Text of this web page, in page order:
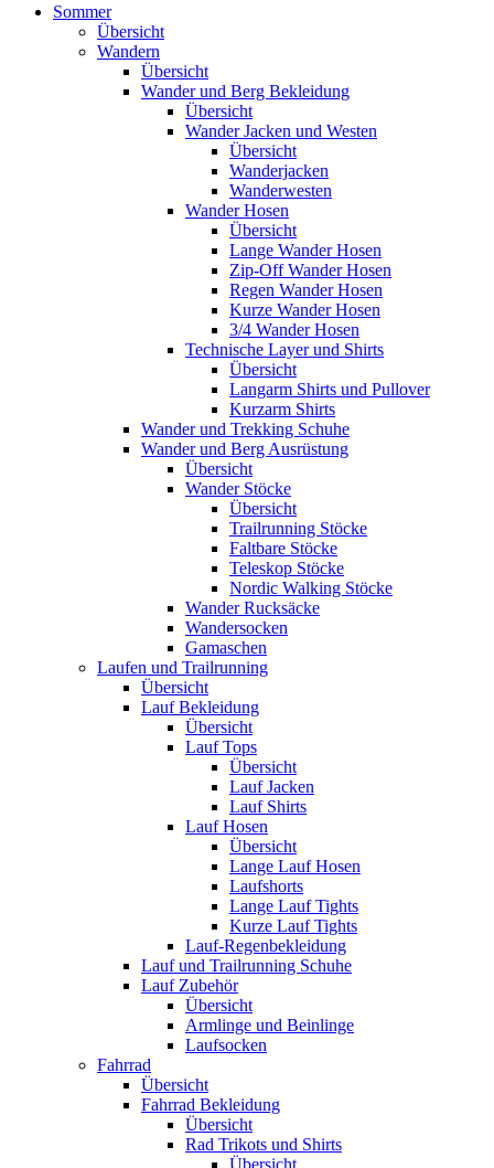
Sommer
Übersicht
Wandern
Übersicht
Wander und Berg Bekleidung
Übersicht
Wander Jacken und Westen
Übersicht
Wanderjacken
Wanderwesten
Wander Hosen
Übersicht
Lange Wander Hosen
Zip-Off Wander Hosen
Regen Wander Hosen
Kurze Wander Hosen
3/4 Wander Hosen
Technische Layer und Shirts
Übersicht
Langarm Shirts und Pullover
Kurzarm Shirts
Wander und Trekking Schuhe
Wander und Berg Ausrüstung
Übersicht
Wander Stöcke
Übersicht
Trailrunning Stöcke
Faltbare Stöcke
Teleskop Stöcke
Nordic Walking Stöcke
Wander Rucksäcke
Wandersocken
Gamaschen
Laufen und Trailrunning
Übersicht
Lauf Bekleidung
Übersicht
Lauf Tops
Übersicht
Lauf Jacken
Lauf Shirts
Lauf Hosen
Übersicht
Lange Lauf Hosen
Laufshorts
Lange Lauf Tights
Kurze Lauf Tights
Lauf-Regenbekleidung
Lauf und Trailrunning Schuhe
Lauf Zubehör
Übersicht
Armlinge und Beinlinge
Laufsocken
Fahrrad
Übersicht
Fahrrad Bekleidung
Übersicht
Rad Trikots und Shirts
Übersicht